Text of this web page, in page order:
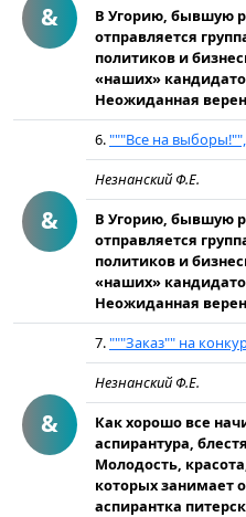
&
В Угорию, бывшую
отправля­ется
политиков и
«наших»
Неожидан­ная
&
6."""Все на
Незнанский Ф.Е.
В Угорию, бывшую
отправляется
политиков и
«наших»
Неожиданная
&
7."""Заказ"" на
Незнанский Ф.Е.
Как хорошо все
аспирантура,
Молодость,
которых занимает
аспирантка